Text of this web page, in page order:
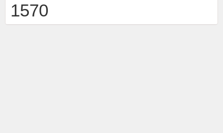
1570